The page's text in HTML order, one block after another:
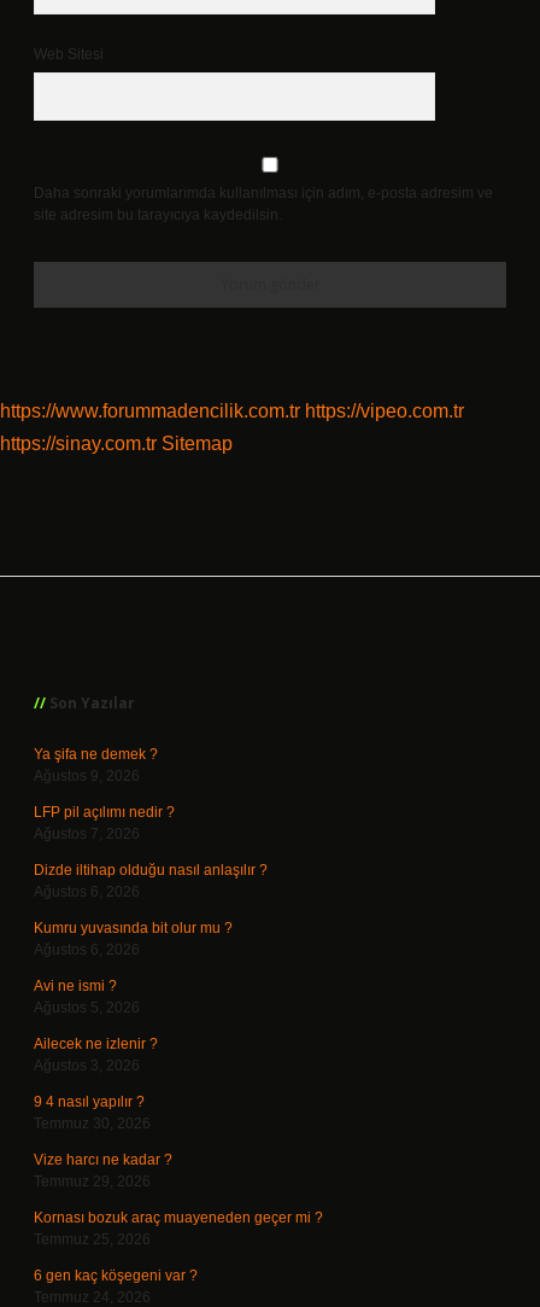
Web Sitesi
Daha sonraki yorumlarımda kullanılması için adım, e-posta adresim ve
site adresim bu tarayıcıya kaydedilsin.
https://www.forummadencilik.com.tr https://vipeo.com.tr
https://sinay.com.tr Sitemap
Son Yazılar
Ya şifa ne demek ?
Ağustos 9, 2026
LFP pil açılımı nedir ?
Ağustos 7, 2026
Dizde iltihap olduğu nasıl anlaşılır ?
Ağustos 6, 2026
Kumru yuvasında bit olur mu ?
Ağustos 6, 2026
Avi ne ismi ?
Ağustos 5, 2026
Ailecek ne izlenir ?
Ağustos 3, 2026
9 4 nasıl yapılır ?
Temmuz 30, 2026
Vize harcı ne kadar ?
Temmuz 29, 2026
Kornası bozuk araç muayeneden geçer mi ?
Temmuz 25, 2026
6 gen kaç köşegeni var ?
Temmuz 24, 2026